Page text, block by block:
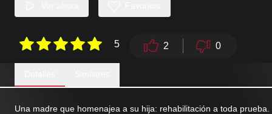
5 2 0
Una madre que homenajea a su hija: rehabilitación a toda prueba.